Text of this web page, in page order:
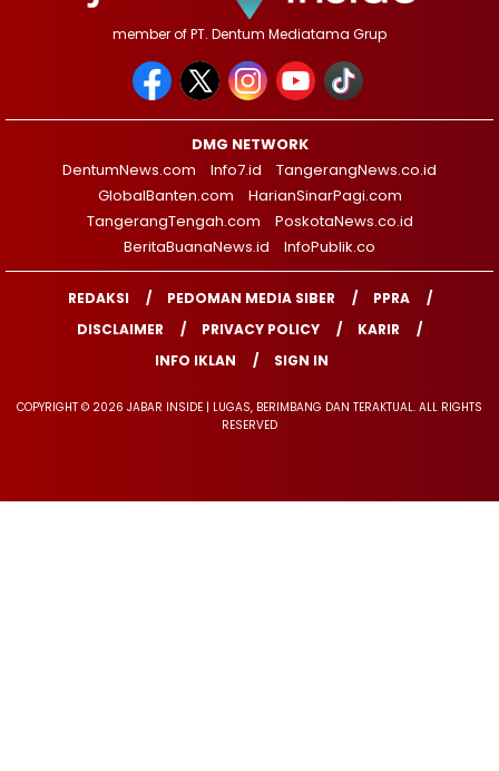
member of PT. Dentum Mediatama Grup
DMG NETWORK
DentumNews.com
Info7.id
TangerangNews.co.id
GlobalBanten.com
HarianSinarPagi.com
TangerangTengah.com
PoskotaNews.co.id
BeritaBuanaNews.id
InfoPublik.co
REDAKSI PEDOMAN MEDIA SIBER
PPRA
DISCLAIMER
PRIVACY POLICY
KARIR
INFO IKLAN
SIGN IN
COPYRIGHT © 2026 JABAR INSIDE | LUGAS, BERIMBANG DAN TERAKTUAL. ALL RIGHTS
RESERVED